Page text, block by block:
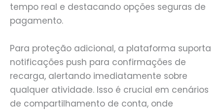
tempo real e destacando opções seguras de
pagamento.
Para proteção adicional, a plataforma suporta
notificações push para confirmações de
recarga, alertando imediatamente sobre
qualquer atividade. Isso é crucial em cenários
de compartilhamento de conta, onde